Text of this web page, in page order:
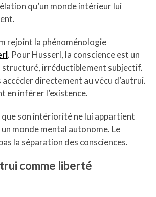
qu’un monde intérieur lui
rejoint la phénoménologie
. Pour Husserl, la conscience est un
irréductiblement subjectif.
accéder directement au vécu d’autrui.
en inférer l’existence.
que son intériorité ne lui appartient
un monde mental autonome. Le
la séparation des consciences.
comme liberté